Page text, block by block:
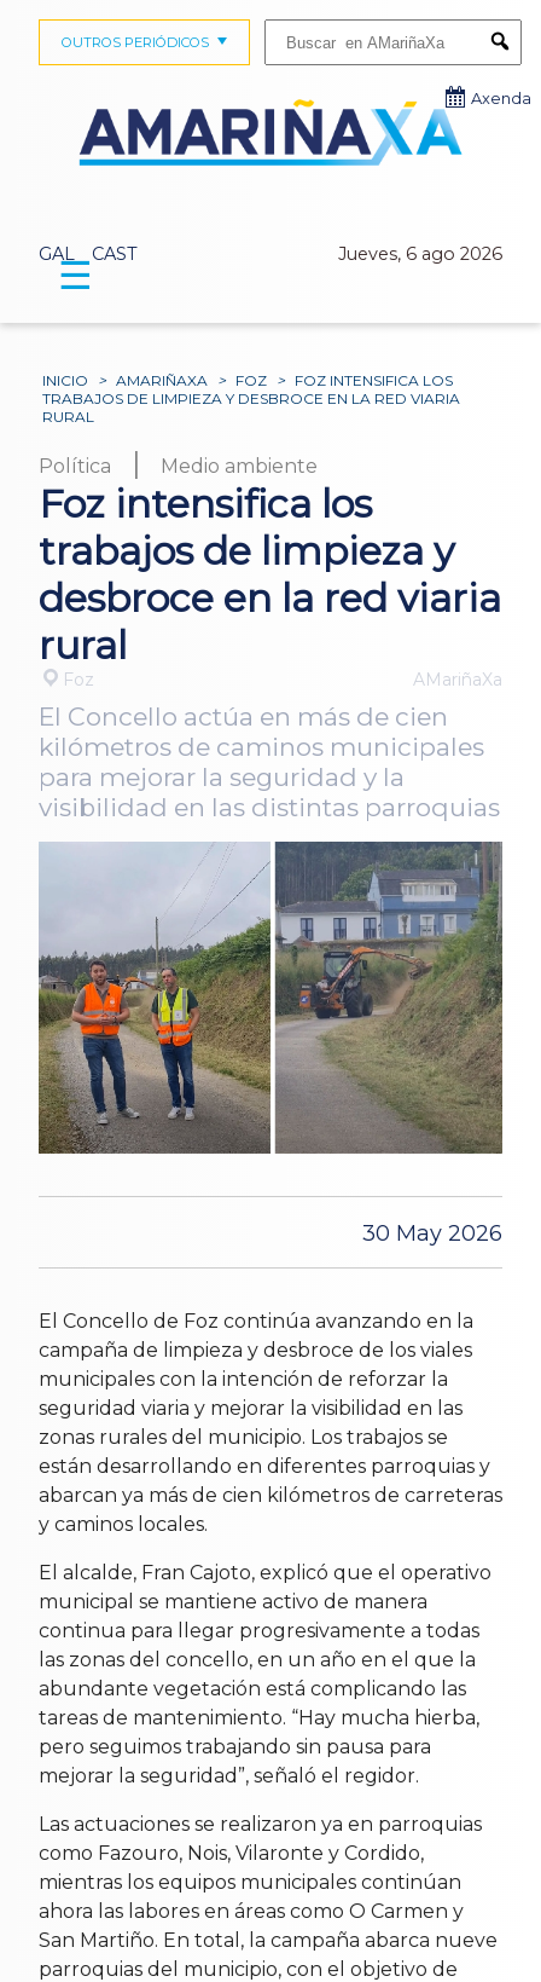
GAL CAST Jueves, 6 ago 2026
OUTROS PERIÓDICOS
Axenda
☰
INICIO > AMARIÑAXA > FOZ > FOZ INTENSIFICA LOS
TRABAJOS DE LIMPIEZA Y DESBROCE EN LA RED VIARIA
RURAL
Política | Medio ambiente
Foz intensifica los
trabajos de limpieza y
desbroce en la red viaria
rural
Foz AMariñaXa
El Concello actúa en más de cien
kilómetros de caminos municipales
para mejorar la seguridad y la
visibilidad en las distintas parroquias
30 May 2026
El Concello de Foz continúa avanzando en la
campaña de limpieza y desbroce de los viales
municipales con la intención de reforzar la
seguridad viaria y mejorar la visibilidad en las
zonas rurales del municipio. Los trabajos se
están desarrollando en diferentes parroquias y
abarcan ya más de cien kilómetros de carreteras
y caminos locales.
El alcalde, Fran Cajoto, explicó que el operativo
municipal se mantiene activo de manera
continua para llegar progresivamente a todas
las zonas del concello, en un año en el que la
abundante vegetación está complicando las
tareas de mantenimiento. “Hay mucha hierba,
pero seguimos trabajando sin pausa para
mejorar la seguridad”, señaló el regidor.
Las actuaciones se realizaron ya en parroquias
como Fazouro, Nois, Vilaronte y Cordido,
mientras los equipos municipales continúan
ahora las labores en áreas como O Carmen y
San Martiño. En total, la campaña abarca nueve
parroquias del municipio, con el objetivo de